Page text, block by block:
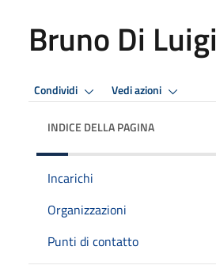
Bruno Di Luigi
Condividi Vedi azioni
INDICE DELLA PAGINA
Incarichi
Organizzazioni
Punti di contatto